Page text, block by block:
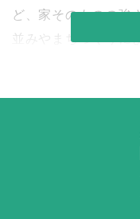
ど、家そのものの強
並みやまちづくりに
本格的なスト